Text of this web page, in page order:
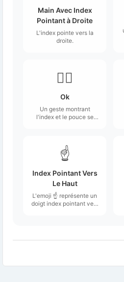
Main Avec Index
Pointant à Droite
L'index pointe vers la
droite.
👌🏾
Ok
Un geste montrant
l'index et le pouce se
☝️
Index Pointant Vers
Le Haut
L'emoji ☝️ représente un
doigt index pointant vers